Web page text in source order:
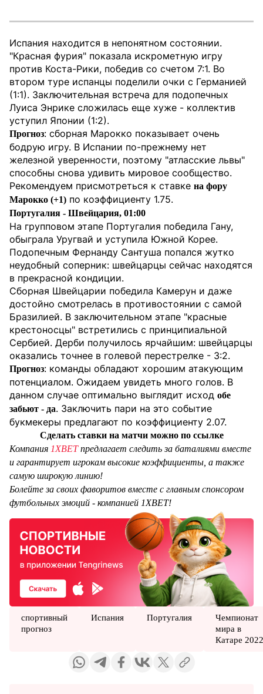
Испания находится в непонятном состоянии.
"Красная фурия" показала искрометную игру
против Коста-Рики, победив со счетом 7:1. Во
втором туре испанцы поделили очки с Германией
(1:1). Заключительная встреча для подопечных
Луиса Энрике сложилась еще хуже - коллектив
уступил Японии (1:2).
Прогноз: cборная Марокко показывает очень
бодрую игру. В Испании по-прежнему нет
железной уверенности, поэтому "атласские львы"
способны снова удивить мировое сообщество.
Рекомендуем присмотреться к ставке на фору
Марокко (+1) по коэффициенту 1.75.
Португалия - Швейцария, 01:00
На групповом этапе Португалия победила Гану,
обыграла Уругвай и уступила Южной Корее.
Подопечным Фернанду Сантуша попался жутко
неудобный соперник: швейцарцы сейчас находятся
в прекрасной кондиции.
Сборная Швейцарии победила Камерун и даже
достойно смотрелась в противостоянии с самой
Бразилией. В заключительном этапе "красные
крестоносцы" встретились с принципиальной
Сербией. Дерби получилось ярчайшим: швейцарцы
оказались точнее в голевой перестрелке - 3:2.
Прогноз: команды обладают хорошим атакующим
потенциалом. Ожидаем увидеть много голов. В
данном случае оптимально выглядит исход обе
забьют - да. Заключить пари на это событие
букмекеры предлагают по коэффициенту 2.07.
Сделать ставки на матчи можно по ссылке
Компания 1XBET предлагает следить за баталиями вместе
и гарантирует игрокам высокие коэффициенты, а также
самую широкую линию!
Болейте за своих фаворитов вместе с главным спонсором
футбольных эмоций - компанией 1XBET!
спортивный
прогноз
Испания Португалия
Чемпионат
мира в
Катаре